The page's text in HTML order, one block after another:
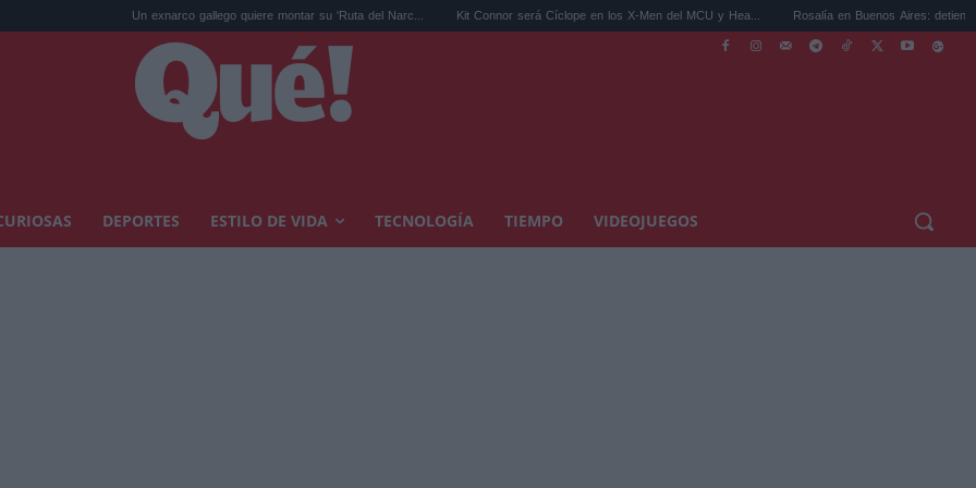
Un exnarco gallego quiere montar su 'Ruta del Narc... Kit Connor será Cíclope en los X-Men del MCU y Hea... Rosalía en Buenos Aires: detiene el tráfico y se
DEPORTES ESTILO DE VIDA TECNOLOGÍA TIEMPO VIDEOJUEGOS